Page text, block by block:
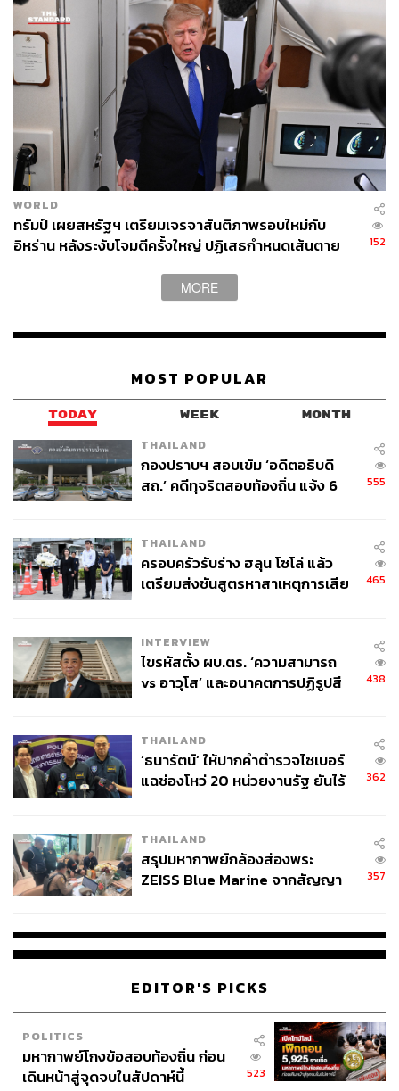
ขณะที่เนทันยาฮูระบุว่า เขาก็ได้รับเชิญให้เข้าร่วมการ
ประชุมดังกล่าวเช่นเดียวกัน แต่ไม่ได้เข้าร่วม
ทรัมป์กล่าวว่า “ตอนนี้การฟื้นฟูกำลังจะเริ่มต้นขึ้น” และระบุ
ว่า เจรจาในเฟสสองเกี่ยวกับข้อตกลงสันติภาพกำลังดำเนินไป
ขณะที่แผนการบริหารกาซาในอนาคตยังอยู่ระหว่างการ
พัฒนา โดยมีข้อเสนอให้คณะกรรมการเทคนิคที่ดูแลโดย
‘คณะกรรมการสันติภาพ’ (Board of Peace) ซึ่งทรัมป์จะรับ
หน้าที่เป็นประธาน จะถูกจัดตั้งขึ้นอย่างรวดเร็ว เพื่อบริหาร
จัดการดินแดนนี้
โดยคณะกรรมการดังกล่าวจะส่งต่ออำนาจการปกครองให้
กับฝ่ายปกครองปาเลสไตน์หลังมีการปฏิรูป อย่างไรก็ตาม
ฝ่ายปกครองปาเลสไตน์ยังไม่ได้รับบทบาทสำคัญอย่างเป็น
แนวทางปฏิรูปและได้รับการสนับสนุนจากบรรดาประเทศ
ประเด็นสำคัญที่ยังหาข้อสรุปไม่ได้ เช่น การปลดอาวุธฮามาส
อนาคตของฮามาส การบริหารกาซาหลังสงคราม และขั้น
ตอนการถอนกำลังทหารของอิสราเอลออกจากฉนวนกาซา
โดยสมบูรณ์ ที่ยังต้องเจรจาหารือต่อไปอย่างละเอียด
อย่างไรก็ตาม แผนสันติภาพนี้ก็ถือเป็น ‘ความหวัง’ ที่จะช่วย
อยู่ในสังคมตะวันออกกลางมาอย่างยาวนานหลายทศวรรษ
รวมถึงยุติสงครามอิสราเอล-ฮามาสระลอกล่าสุด ที่ปะทุขึ้น
มานานกว่า 2 ปี
ภาพ: Reuters / Getty Images
อ้างอิง:
https://edition.cnn.com/2025/10/13/middleeast/releas
ed-israeli-hostages-peace-summit-intl
https://www.whitehouse.gov/presidential-actions/202
5/10/the-trump-declaration-for-enduring-peace-and-p
rosperity/
TAGS: Donald Trump Palestine Israel
Hamas
Trump 2.0
251
WORLD
ทรัมป์ เผยสหรัฐฯ เตรียมเจรจาสันติภาพรอบใหม่กับ
อิหร่าน หลังระงับโจมตีครั้งใหญ่ ปฏิเสธกำหนดเส้นตาย
152
MORE
MOST POPULAR
TODAY WEEK MONTH
THAILAND
กองปราบฯ สอบเข้ม ‘อดีตอธิบดี
สถ.’ คดีทุจริตสอบท้องถิ่น แจ้ง 6
555
THAILAND
ครอบครัวรับร่าง ฮลุน โซโล่ แล้ว
เตรียมส่งชันสูตรหาสาเหตุการเสีย
465
INTERVIEW
ไขรหัสตั้ง ผบ.ตร. ‘ความสามารถ
vs อาวุโส’ และอนาคตการปฏิรูปสี
438
THAILAND
‘ธนารัตน์’ ให้ปากคำตำรวจไซเบอร์
แฉช่องโหว่ 20 หน่วยงานรัฐ ยันไร้
362
THAILAND
สรุปมหากาพย์กล้องส่องพระ
ZEISS Blue Marine จากสัญญา
จ่ายหนี้-แอบระบุแบรนด์
357
EDITOR'S PICKS
POLITICS
มหากาพย์โกงข้อสอบท้องถิ่น ก่อน
เดินหน้าสู่จุดจบในสัปดาห์นี้
523